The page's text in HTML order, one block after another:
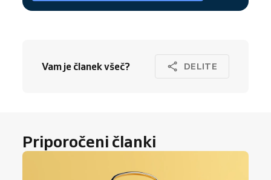
Vam je članek všeč? DELITE
Priporočeni članki